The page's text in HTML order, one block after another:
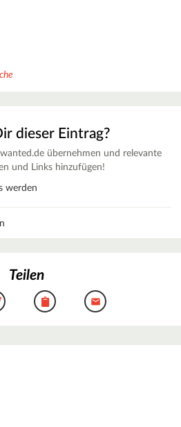
dieser Eintrag?
übernehmen und relevante
und Links hinzufügen!
werden
Teilen